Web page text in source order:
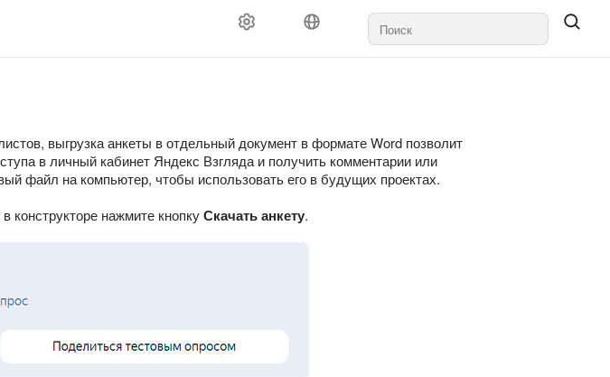
выгрузка анкеты в отдельный документ в формате Word позволит
в личный кабинет Яндекс Взгляда и получить комментарии или
файл на компьютер, чтобы использовать его в будущих проектах.
конструкторе нажмите кнопкуСкачать анкету.